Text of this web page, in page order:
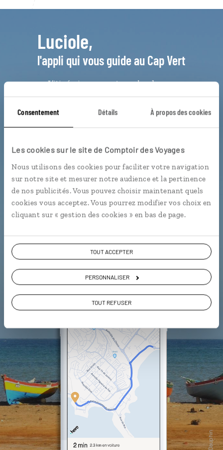
Consentement Détails À propos des cookies
Les cookies sur le site de Comptoir des Voyages
Nous utilisons des cookies pour faciliter votre navigation
sur notre site et mesurer notre audience et la pertinence
de nos publicités. Vous pouvez choisir maintenant quels
cookies vous acceptez. Vous pourrez modifier vos choix en
cliquant sur « gestion des cookies » en bas de page.
TOUT ACCEPTER
PERSONNALISER
TOUT REFUSER
Luciole,
l'appli qui vous guide au Cap Vert
L’itinéraire vers votresobradoen 1
clic
Notre sélection de marchés et
randos géolocalisés
L'album souvenirs à composer
vous-même
DÉCOUVRIR LUCIOLE